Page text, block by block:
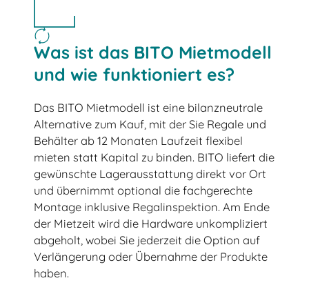
Was ist das BITO Mietmodell
und wie funktioniert es?
Das BITO Mietmodell ist eine bilanzneutrale
Alternative zum Kauf, mit der Sie Regale und
Behälter ab 12 Monaten Laufzeit flexibel
mieten statt Kapital zu binden. BITO liefert die
gewünschte Lagerausstattung direkt vor Ort
und übernimmt optional die fachgerechte
Montage inklusive Regalinspektion. Am Ende
der Mietzeit wird die Hardware unkompliziert
abgeholt, wobei Sie jederzeit die Option auf
Verlängerung oder Übernahme der Produkte
haben.